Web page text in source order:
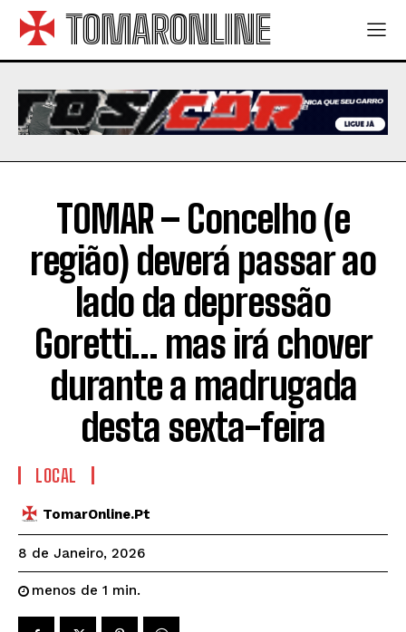
TOMARONLINE
TOMAR – Concelho (e
região) deverá passar ao
lado da depressão
Goretti… mas irá chover
durante a madrugada
desta sexta-feira
LOCAL
TomarOnline.pt
8 de Janeiro, 2026
menos de 1 min.